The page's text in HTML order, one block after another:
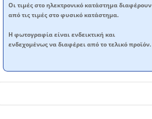
Oι τιμές στο ηλεκτρονικό κατάστημα διαφέρουν
από τις τιμές στο φυσικό κατάστημα.
Η φωτογραφία είναι ενδεικτική και
ενδεχομένως να διαφέρει από το τελικό προϊόν.